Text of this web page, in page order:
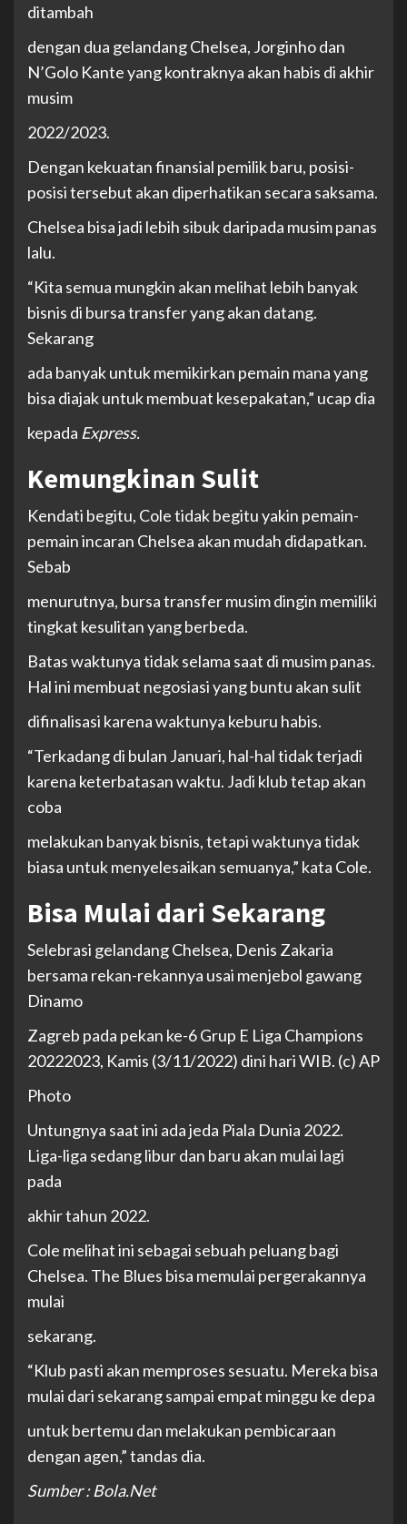
ditambah
dengan dua gelandang Chelsea, Jorginho dan
N’Golo Kante yang kontraknya akan habis di akhir
musim
2022/2023.
Dengan kekuatan finansial pemilik baru, posisi-
posisi tersebut akan diperhatikan secara saksama.
Chelsea bisa jadi lebih sibuk daripada musim panas
lalu.
“Kita semua mungkin akan melihat lebih banyak
bisnis di bursa transfer yang akan datang.
Sekarang
ada banyak untuk memikirkan pemain mana yang
bisa diajak untuk membuat kesepakatan,” ucap dia
kepada Express.
Kemungkinan Sulit
Kendati begitu, Cole tidak begitu yakin pemain-
pemain incaran Chelsea akan mudah didapatkan.
Sebab
menurutnya, bursa transfer musim dingin memiliki
tingkat kesulitan yang berbeda.
Batas waktunya tidak selama saat di musim panas.
Hal ini membuat negosiasi yang buntu akan sulit
difinalisasi karena waktunya keburu habis.
“Terkadang di bulan Januari, hal-hal tidak terjadi
karena keterbatasan waktu. Jadi klub tetap akan
coba
melakukan banyak bisnis, tetapi waktunya tidak
biasa untuk menyelesaikan semuanya,” kata Cole.
Bisa Mulai dari Sekarang
Selebrasi gelandang Chelsea, Denis Zakaria
bersama rekan-rekannya usai menjebol gawang
Dinamo
Zagreb pada pekan ke-6 Grup E Liga Champions
20222023, Kamis (3/11/2022) dini hari WIB. (c) AP
Photo
Untungnya saat ini ada jeda Piala Dunia 2022.
Liga-liga sedang libur dan baru akan mulai lagi
pada
akhir tahun 2022.
Cole melihat ini sebagai sebuah peluang bagi
Chelsea. The Blues bisa memulai pergerakannya
mulai
sekarang.
“Klub pasti akan memproses sesuatu. Mereka bisa
mulai dari sekarang sampai empat minggu ke depa
untuk bertemu dan melakukan pembicaraan
dengan agen,” tandas dia.
Sumber : Bola.Net